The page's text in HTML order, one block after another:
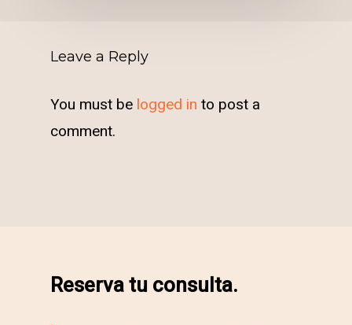
Leave a Reply
You must be logged in to post a
comment.
Reserva tu consulta.